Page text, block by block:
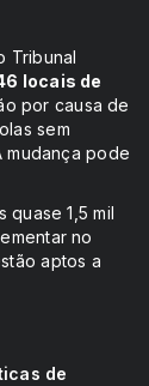
Tribunal
locais de
por causa de
sem
pode
quase 1,5 mil
no
aptos a
de